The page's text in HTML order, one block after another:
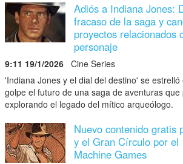
Adiós a Indiana Jones:
fracaso de la saga y
proyectos relacionados
personaje
9:11 19/1/2026 Cine Series
'Indiana Jones y el dial del destino' se
golpe el futuro de una saga de aventuras
explorando el legado del mítico arqueólogo.
Nuevo contenido gratis
y el Gran Círculo por el
Machine Games